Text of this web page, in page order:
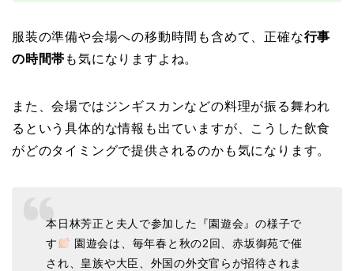
服装の準備や会場への移動時間も含めて、正確な行事
の時間帯 も気になりますよね。
また、会場ではジンギスカンなどの料理が振る舞われ
るという具体的な情報も出ていますが、こうした飲食
がどのタイミングで提供されるのかも気になります。
本日林芳正と夫人で参加した『園遊会』の様子で
す
園遊会は、毎年春と秋の2回、赤坂御苑で催
され、皇族や大臣、外国の外交官らが招待されま